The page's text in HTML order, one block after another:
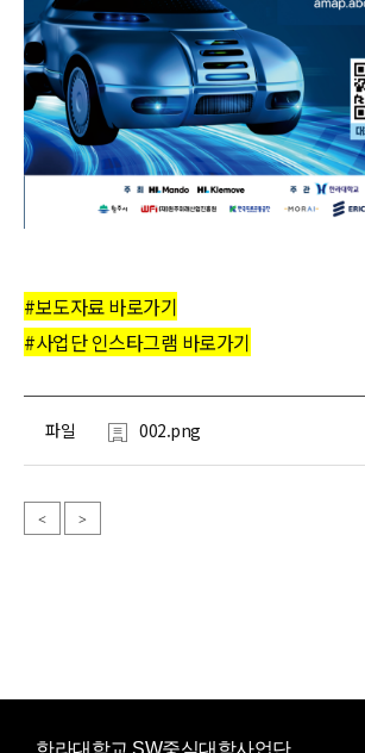
#보도자료 바로가기
#사업단 인스타그램 바로가기
파일 002.png
< >
한라대학교 SW중심대학사업단